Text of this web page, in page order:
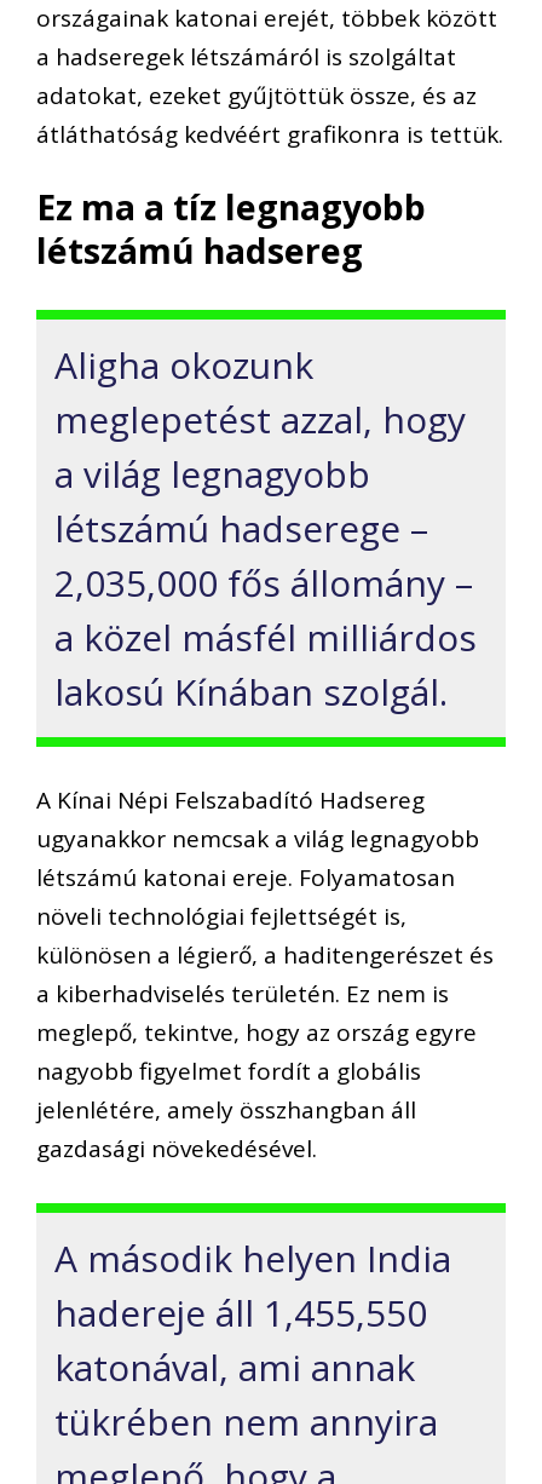
országainak katonai erejét, többek között
a hadseregek létszámáról is szolgáltat
adatokat, ezeket gyűjtöttük össze, és az
átláthatóság kedvéért grafikonra is tettük.
Ez ma a tíz legnagyobb
létszámú hadsereg
Aligha okozunk
meglepetést azzal, hogy
a világ legnagyobb
létszámú hadserege –
2,035,000 fős állomány –
a közel másfél milliárdos
lakosú Kínában szolgál.
A Kínai Népi Felszabadító Hadsereg
ugyanakkor nemcsak a világ legnagyobb
létszámú katonai ereje. Folyamatosan
növeli technológiai fejlettségét is,
különösen a légierő, a haditengerészet és
a kiberhadviselés területén. Ez nem is
meglepő, tekintve, hogy az ország egyre
nagyobb figyelmet fordít a globális
jelenlétére, amely összhangban áll
gazdasági növekedésével.
A második helyen India
hadereje áll 1,455,550
katonával, ami annak
tükrében nem annyira